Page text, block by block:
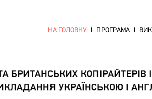
НА ГОЛОВНУ ПРОГРАМА